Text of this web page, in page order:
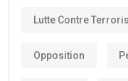
Lutte Contre
Opposition